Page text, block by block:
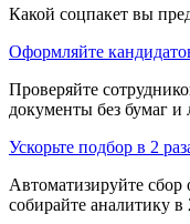
Какой соцпакет вы
Оформляйте
Проверяйте
документы без бумаг и
Ускорьте подбор в 2
Автоматизируйте сбор
собирайте аналитику в